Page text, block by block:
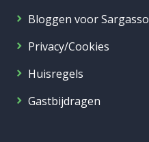
Bloggen voor Sargasso
Privacy/Cookies
Huisregels
Gastbijdragen